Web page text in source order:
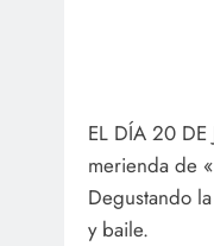
EL DÍA 20
merienda de
Degustando
y baile.